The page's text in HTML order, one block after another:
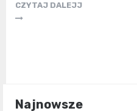
CZYTAJ DALEJJ
Najnowsze